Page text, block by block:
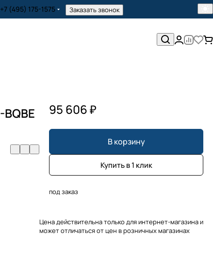
+7 (495) 175-1575 Заказать звонок
95 606 ₽
В корзину
Купить в 1 клик
под заказ
Цена действительна только для интернет-магазина и
может отличаться от цен в розничных магазинах